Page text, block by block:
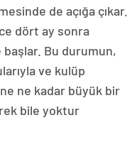
de açığa çıkar.
dört ay sonra
başlar. Bu durumun,
ve kulüp
ne kadar büyük bir
bile yoktur